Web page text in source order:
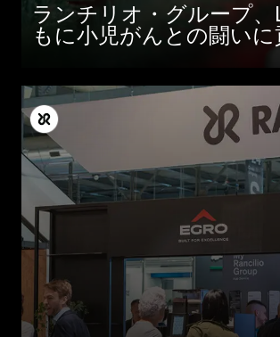
ランチリオ・グループ、
もに小児がんとの闘いに